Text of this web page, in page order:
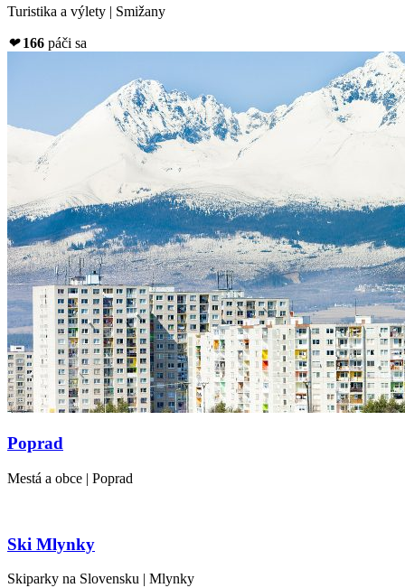
Turistika a výlety | Smižany
❤ 166 páči sa
Poprad
Mestá a obce | Poprad
Ski Mlynky
Skiparky na Slovensku | Mlynky